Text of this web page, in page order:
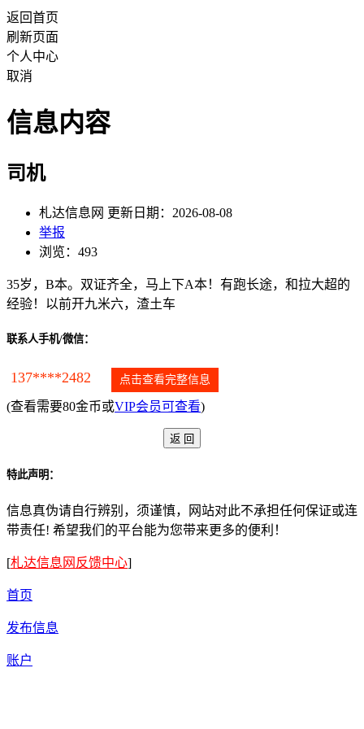
返回首页
刷新页面
个人中心
取消
信息内容
司机
札达信息网 更新日期：2026-08-08
举报
浏览：493
35岁，B本。双证齐全，马上下A本！有跑长途，和拉大超的
经验！以前开九米六，渣土车
联系人手机/微信：
137****2482 点击查看完整信息
(查看需要80金币或VIP会员可查看)
特此声明：
信息真伪请自行辨别，须谨慎，网站对此不承担任何保证或连
带责任! 希望我们的平台能为您带来更多的便利！
[札达信息网反馈中心]
首页
发布信息
账户